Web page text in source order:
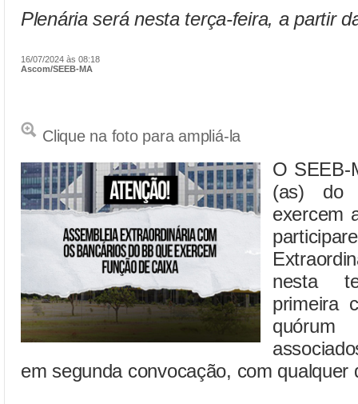
Plenária será nesta terça-feira, a partir
16/07/2024 às 08:18
Ascom/SEEB-MA
Clique na foto para ampliá-la
O SEEB-
(as) do
exercem
nesta
primeira
em segunda convocação, com qualquer